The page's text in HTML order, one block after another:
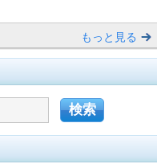
もっと見る